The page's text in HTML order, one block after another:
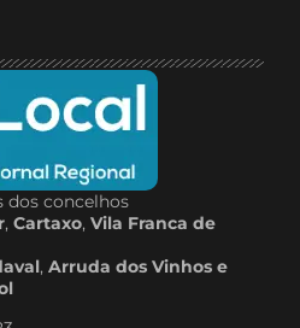
dos concelhos
, Cartaxo, Vila Franca de
, Arruda dos Vinhos e